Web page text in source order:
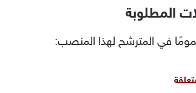
المطلوبة
في المترشح لهذا المنصب: